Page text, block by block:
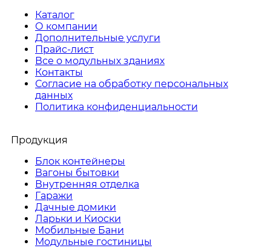
Каталог
О компании
Дополнительные услуги
Прайс-лист
Все о модульных зданиях
Контакты
Согласие на обработку персональных
данных
Политика конфиденциальности
Продукция
Блок контейнеры
Вагоны бытовки
Внутренняя отделка
Гаражи
Дачные домики
Ларьки и Киоски
Мобильные Бани
Модульные гостиницы